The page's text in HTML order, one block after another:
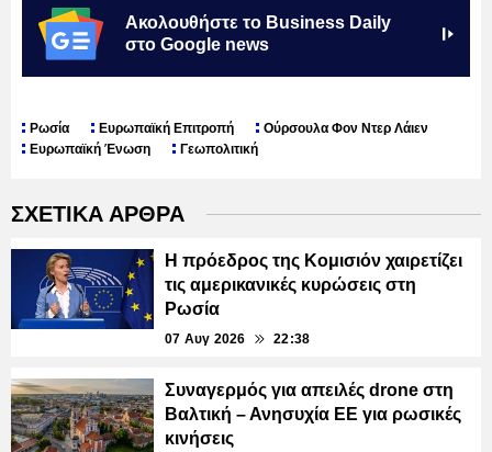
Ακολουθήστε το Business Daily
στο Google news
Ρωσία Ευρωπαϊκή Επιτροπή
Ούρσουλα Φον Ντερ Λάιεν
Ευρωπαϊκή Ένωση
Γεωπολιτική
ΣΧΕΤΙΚΑ ΑΡΘΡΑ
Η πρόεδρος της Κομισιόν χαιρετίζει
τις αμερικανικές κυρώσεις στη
Ρωσία
07 Αυγ 2026 22:38
Συναγερμός για απειλές drone στη
Βαλτική – Ανησυχία ΕΕ για ρωσικές
κινήσεις